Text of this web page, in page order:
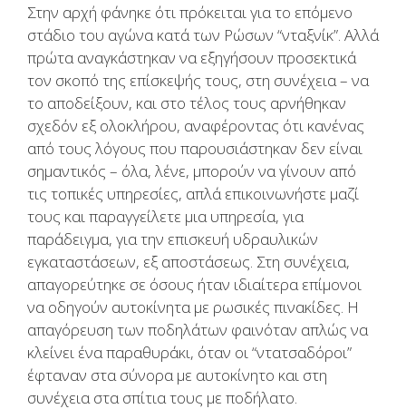
Στην αρχή φάνηκε ότι πρόκειται για το επόμενο
στάδιο του αγώνα κατά των Ρώσων “νταξνίκ”. Αλλά
πρώτα αναγκάστηκαν να εξηγήσουν προσεκτικά
τον σκοπό της επίσκεψής τους, στη συνέχεια – να
το αποδείξουν, και στο τέλος τους αρνήθηκαν
σχεδόν εξ ολοκλήρου, αναφέροντας ότι κανένας
από τους λόγους που παρουσιάστηκαν δεν είναι
σημαντικός – όλα, λένε, μπορούν να γίνουν από
τις τοπικές υπηρεσίες, απλά επικοινωνήστε μαζί
τους και παραγγείλετε μια υπηρεσία, για
παράδειγμα, για την επισκευή υδραυλικών
εγκαταστάσεων, εξ αποστάσεως. Στη συνέχεια,
απαγορεύτηκε σε όσους ήταν ιδιαίτερα επίμονοι
να οδηγούν αυτοκίνητα με ρωσικές πινακίδες. Η
απαγόρευση των ποδηλάτων φαινόταν απλώς να
κλείνει ένα παραθυράκι, όταν οι “ντατσαδόροι”
έφταναν στα σύνορα με αυτοκίνητο και στη
συνέχεια στα σπίτια τους με ποδήλατο.